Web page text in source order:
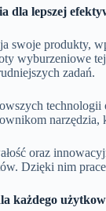
dla lepszej
swoje produkty,
wyburzeniowe
zadań.
technologii
narzędzia,
oraz
Dzięki nim
każdego